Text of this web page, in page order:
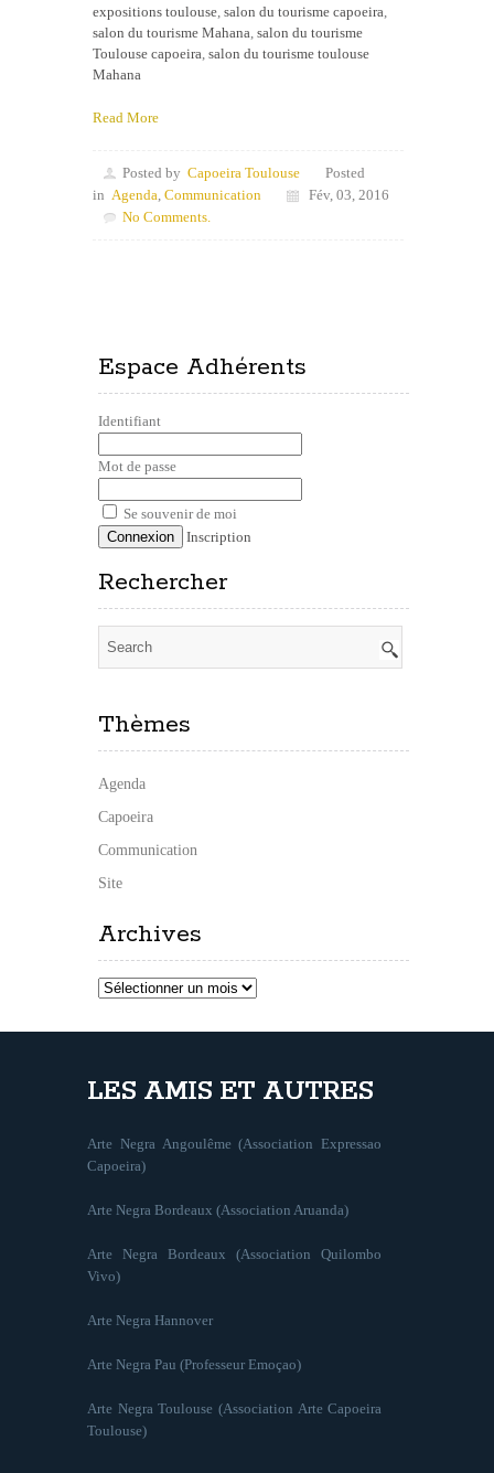
expositions toulouse salon du tourisme capoeira
salon du tourisme Mahana salon du tourisme
Toulouse capoeira salon du tourisme toulouse
Mahana
Read More
Posted by Capoeira Toulouse
Posted
in Agenda Communication
Fév, 03, 2016
No Comments.
Espace Adhérents
Identifiant
Mot de passe
Se souvenir de moi
Inscription
Rechercher
Thèmes
Agenda
Capoeira
Communication
Site
Archives
Archives
LES AMIS ET AUTRES
Arte Negra Angoulême (Association Expressao
Capoeira)
Arte Negra Bordeaux (Association Aruanda)
Arte Negra Bordeaux (Association Quilombo
Vivo)
Arte Negra Hannover
Arte Negra Pau (Professeur Emoçao)
Arte Negra Toulouse (Association Arte Capoeira
Toulouse)